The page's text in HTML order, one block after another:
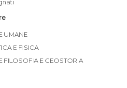
UMANE
E FISICA
FILOSOFIA E GEOSTORIA